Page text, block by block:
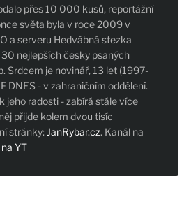
přes 10 000 kusů, reportážní
světa byla v roce 2009 v
a serveru Hedvábná stezka
nejlepších česky psaných
Srdcem je novinář, 13 let (1997-
DNES - v zahraničním oddělení.
jeho radosti - zabírá stále více
přijde kolem dvou tisíc
stránky: JanRybar.cz. Kanál na
YT